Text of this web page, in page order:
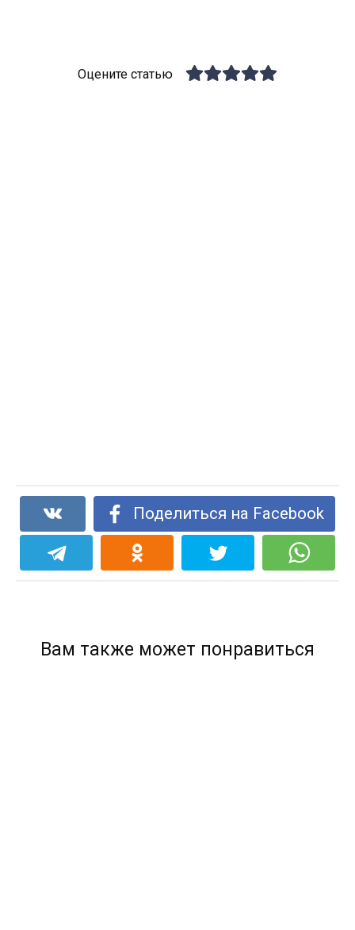
Оцените статью
Поделиться на Facebook
Вам также может понравиться